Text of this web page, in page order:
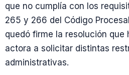
que no cumplía con los
265 y 266 del Código
quedó firme la resolución que
actora a solicitar distintas
administrativas.